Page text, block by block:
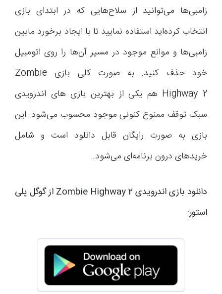
زامبی‌ها می‌توانید از سلاح‌هایی که در ابتدای بازی
انتخاب کرده‌اید استفاده نمایید تا با ایجاد برخورد مابین
زامبی‌ها و موانع موجود در مسیر آن‌ها را روی اتومبیل
خود حذف کنید. به صورت کلی بازی Zombie
Highway 2 هم یکی از بهترین بازی های اندرویدی
سبک توقف ممنوع کنونی موجود محسوب می‌شود. این
بازی به صورت رایگان قابل دانلود است و شامل
خریدهای درون برنامه‌ای می‌شود.
دانلود بازی اندرویدی Zombie Highway 2 از گوگل پلی
استور: